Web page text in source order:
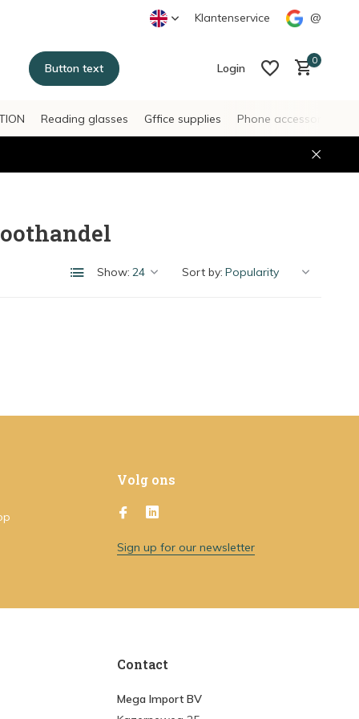
Klantenservice @
Button text Login
0
Reading glasses Gffice supplies Phone accessories
Show: Sort by:
Volg ons
Sign up for our newsletter
Contact
Mega Import BV